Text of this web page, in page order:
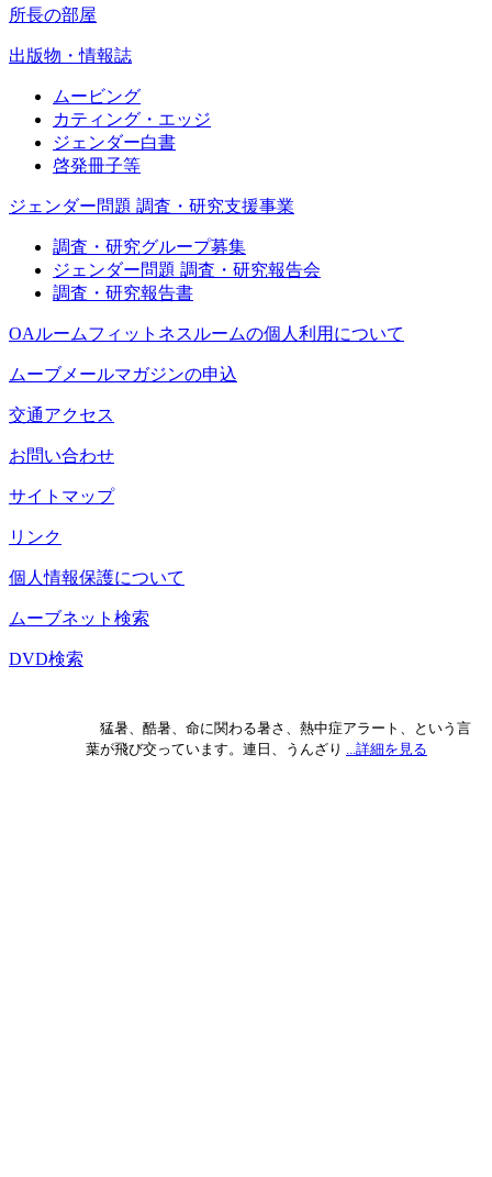
所長の部屋
出版物・情報誌
ムービング
カティング・エッジ
ジェンダー白書
啓発冊子等
ジェンダー問題 調査・研究支援事業
調査・研究グループ募集
ジェンダー問題 調査・研究報告会
調査・研究報告書
OAルームフィットネスルームの個人利用について
ムーブメールマガジンの申込
交通アクセス
お問い合わせ
サイトマップ
リンク
個人情報保護について
ムーブネット検索
DVD検索
猛暑、酷暑、命に関わる暑さ、熱中症アラート、という言
葉が飛び交っています。連日、うんざり
...詳細を見る